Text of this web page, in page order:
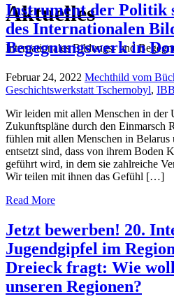
Aktuelles
Internationales Bildungs- und
Instrument der Politik
des Internationalen
Begegnungswerk in
Februar 24, 2022 Mechthild vom
Geschichtswerkstatt Tschernobyl,
Wir leiden mit allen Menschen in der
Zukunftspläne durch den Einmarsch
fühlen mit allen Menschen in Belarus
entsetzt sind, dass von ihrem Boden
geführt wird, in dem sie zahlreiche
Wir teilen mit ihnen das Gefühl […]
Read More
Jetzt bewerben! 20.
Jugendgipfel im
Dreieck fragt: Wie
unseren Regionen?